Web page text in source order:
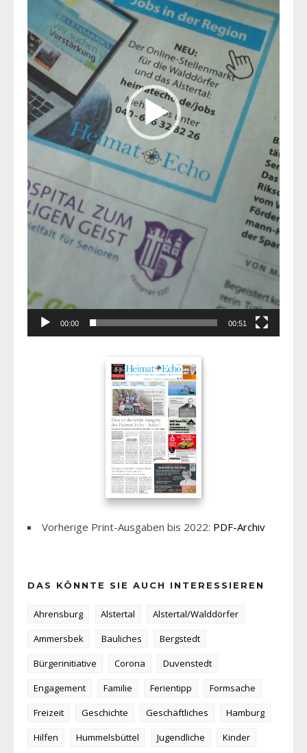
00:00 00:51
Vorherige Print-Ausgaben bis 2022: PDF-Archiv
DAS KÖNNTE SIE AUCH INTERESSIEREN
Ahrensburg Alstertal
Alstertal/Walddörfer
Ammersbek
Bauliches
Bergstedt
Bürgerinitiative
Corona
Duvenstedt
Engagement
Familie Ferientipp
Formsache
Freizeit
Geschichte Geschäftliches
Hamburg
Hilfen
Hummelsbüttel Jugendliche
Kinder